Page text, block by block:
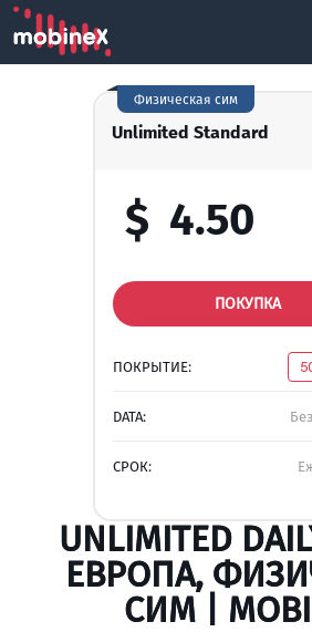
Unlimited Standard
Физическая сим
$ 4.50
ПОКУПКА
ПОКРЫТИЕ:
DATA:
СРОК:
UNLIMITED
ЕВРОПА,
СИМ |